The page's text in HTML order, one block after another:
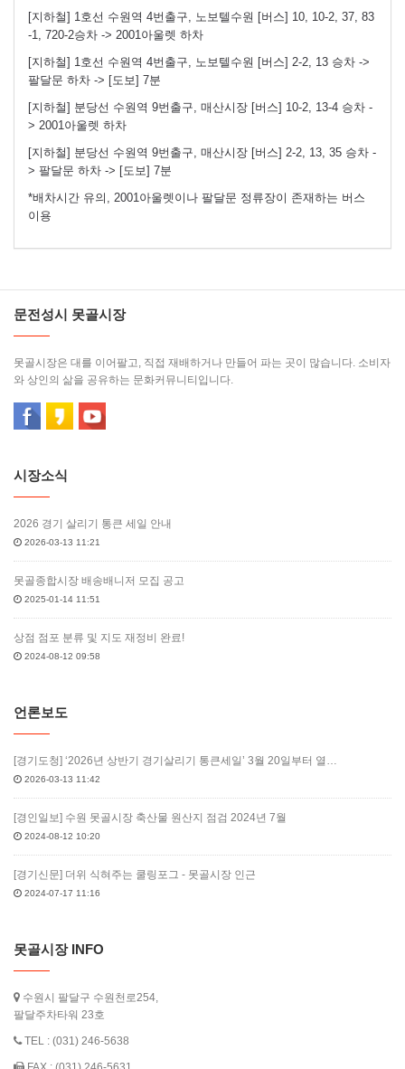
[지하철] 1호선 수원역 4번출구, 노보텔수원 [버스] 10, 10-2, 37, 83
-1, 720-2승차 -> 2001아울렛 하차
[지하철] 1호선 수원역 4번출구, 노보텔수원 [버스] 2-2, 13 승차 ->
팔달문 하차 -> [도보] 7분
[지하철] 분당선 수원역 9번출구, 매산시장 [버스] 10-2, 13-4 승차 -
> 2001아울렛 하차
[지하철] 분당선 수원역 9번출구, 매산시장 [버스] 2-2, 13, 35 승차 -
> 팔달문 하차 -> [도보] 7분
*배차시간 유의, 2001아울렛이나 팔달문 정류장이 존재하는 버스
이용
문전성시 못골시장
못골시장은 대를 이어팔고, 직접 재배하거나 만들어 파는 곳이 많습니다. 소비자
와 상인의 삶을 공유하는 문화커뮤니티입니다.
시장소식
2026 경기 살리기 통큰 세일 안내
2026-03-13 11:21
못골종합시장 배송배니저 모집 공고
2025-01-14 11:51
상점 점포 분류 및 지도 재정비 완료!
2024-08-12 09:58
언론보도
[경기도청] ‘2026년 상반기 경기살리기 통큰세일’ 3월 20일부터 열…
2026-03-13 11:42
[경인일보] 수원 못골시장 축산물 원산지 점검 2024년 7월
2024-08-12 10:20
[경기신문] 더위 식혀주는 쿨링포그 - 못골시장 인근
2024-07-17 11:16
못골시장 INFO
수원시 팔달구 수원천로254,
팔달주차타워 23호
TEL : (031) 246-5638